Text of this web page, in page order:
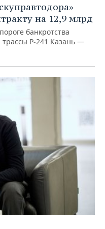
на 12,9 млрд
банкротства
трассы Р‑241 Казань —